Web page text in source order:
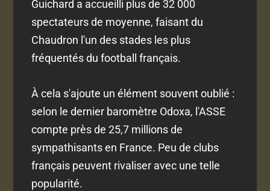
Guichard a accueilli plus de 32 000
spectateurs de moyenne, faisant du
Chaudron l'un des stades les plus
fréquentés du football français.
À cela s'ajoute un élément souvent oublié :
selon le dernier baromètre Odoxa, l'ASSE
compte près de 25,7 millions de
sympathisants en France. Peu de clubs
français peuvent rivaliser avec une telle
popularité.